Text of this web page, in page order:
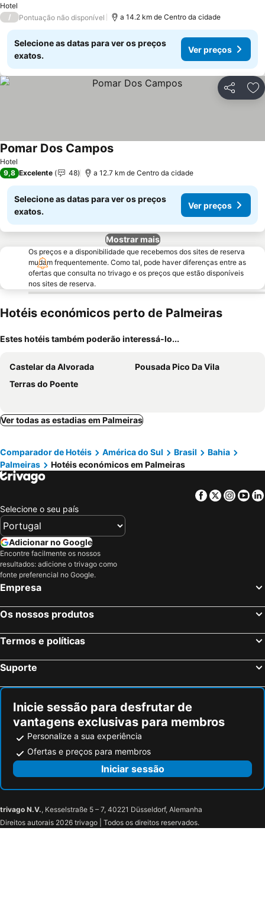
Hotel
/ Pontuação não disponível a 14.2 km de Centro da cidade
Selecione as datas para ver os preços
exatos.
Ver preços
Partilhar
Hotel
Pomar Dos Campos
9,8 Excelente 48 a 12.7 km de Centro da cidade
Selecione as datas para ver os preços
exatos.
Ver preços
Mostrar mais
Os preços e a disponibilidade que recebemos dos sites de reserva
mudam frequentemente. Como tal, pode haver diferenças entre as
ofertas que consulta no trivago e os preços que estão disponíveis
nos sites de reserva.
Hotéis económicos perto de Palmeiras
Estes hotéis também poderão interessá-lo...
Castelar da Alvorada
Pousada Pico Da Vila
Terras do Poente
Ver todas as estadias em Palmeiras
Comparador de Hotéis América do Sul Brasil
Bahia
Palmeiras
Hotéis económicos em Palmeiras
Facebook
Twitter
Selecione o seu país
Adicionar no Google
Encontre facilmente os nossos
resultados: adicione o trivago como
fonte preferencial no Google.
Empresa
Os nossos produtos
Termos e políticas
Suporte
Inicie sessão para desfrutar de
vantagens exclusivas para membros
Personalize a sua experiência
Ofertas e preços para membros
Iniciar sessão
trivago N.V., Kesselstraße 5 – 7, 40221 Düsseldorf, Alemanha
Direitos autorais 2026 trivago | Todos os direitos reservados.